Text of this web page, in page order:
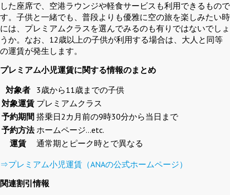
した座席で、空港ラウンジや軽食サービスも利用できるもので
す。子供と一緒でも、普段よりも優雅に空の旅を楽しみたい時
には、プレミアムクラスを選んでみるのも有りではないでしょ
うか。なお、12歳以上の子供が利用する場合は、大人と同等
の運賃が発生します。
プレミアム小児運賃に関する情報のまとめ
対象者
3歳から11歳までの子供
対象運賃 プレミアムクラス
予約期間 搭乗日2カ月前の9時30分から当日まで
予約方法 ホームページ…etc.
運賃
通常期とピーク時とで異なる
⇒プレミアム小児運賃（ANAの公式ホームページ）
関連割引情報